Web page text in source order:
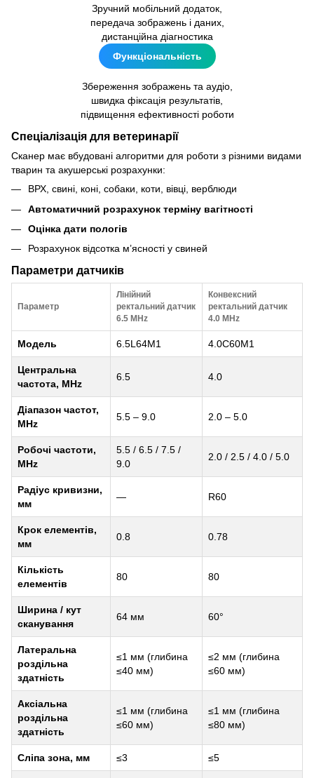
Зручний мобільний додаток,
передача зображень і даних,
дистанційна діагностика
Функціональність
Збереження зображень та аудіо,
швидка фіксація результатів,
підвищення ефективності роботи
Спеціалізація для ветеринарії
Сканер має вбудовані алгоритми для роботи з різними видами
тварин та акушерські розрахунки:
ВРХ, свині, коні, собаки, коти, вівці, верблюди
Автоматичний розрахунок терміну вагітності
Оцінка дати пологів
Розрахунок відсотка м’ясності у свиней
Параметри датчиків
Параметр
Лінійний
ректальний датчик
6.5 MHz
Конвексний
ректальний датчик
4.0 MHz
Модель 6.5L64M1 4.0C60M1
Центральна
частота, MHz
6.5 4.0
Діапазон частот,
MHz
5.5 – 9.0 2.0 – 5.0
Робочі частоти,
MHz
5.5 / 6.5 / 7.5 /
9.0
2.0 / 2.5 / 4.0 / 5.0
Радіус кривизни,
мм
— R60
Крок елементів,
мм
0.8 0.78
Кількість
елементів
80 80
Ширина / кут
сканування
64 мм 60°
Латеральна
роздільна
здатність
≤1 мм (глибина
≤40 мм)
≤2 мм (глибина
≤60 мм)
Аксіальна
роздільна
здатність
≤1 мм (глибина
≤60 мм)
≤1 мм (глибина
≤80 мм)
Сліпа зона, мм ≤3 ≤5